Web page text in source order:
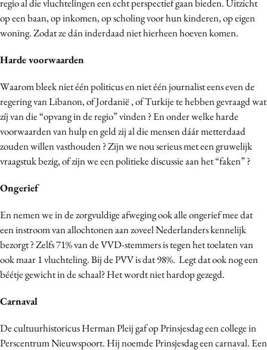
regio al die vluchtelingen een echt perspectief gaan bieden. Uitzicht
op een baan, op inkomen, op scholing voor hun kinderen, op eigen
woning. Zodat ze dán inderdaad niet hierheen hoeven komen.
Harde voorwaarden
Waarom bleek niet één politicus en niet één journalist eens even de
regering van Libanon, of Jordanië , of Turkije te hebben gevraagd wat
zíj van die “opvang in de regio” vinden ? En onder welke harde
voorwaarden van hulp en geld zij al die mensen dáár metterdaad
zouden willen vasthouden ? Zijn we nou serieus met een gruwelijk
vraagstuk bezig, of zijn we een politieke discussie aan het “faken” ?
Ongerief
En nemen we in de zorgvuldige afweging ook alle ongerief mee dat
een instroom van allochtonen aan zoveel Nederlanders kennelijk
bezorgt ? Zelfs 71% van de VVD-stemmers is tegen het toelaten van
ook maar 1 vluchteling. Bij de PVV is dat 98%. Legt dat ook nog een
béétje gewicht in de schaal? Het wordt niet hardop gezegd.
Carnaval
De cultuurhistoricus Herman Pleij gaf op Prinsjesdag een college in
Perscentrum Nieuwspoort. Hij noemde Prinsjesdag een carnaval. Een